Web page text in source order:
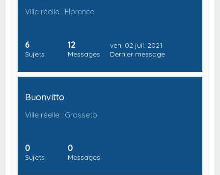
Ville réelle : Florence
6
Sujets
12
Messages
ven. 02 juil. 2021
Dernier message
Buonvitto
Ville réelle : Grosseto
0
Sujets
0
Messages